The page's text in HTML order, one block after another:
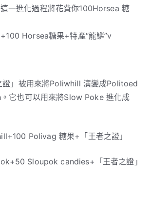
一進化過程將花費你100Horsea 糖
Horsea糖果+特產“龍鱗”v
證」被用來將Poliwhill 演變成Politoed
它也可以用來將Slow Poke 進化成
Polivag 糖果+「王者之證」
Sloupok candies+「王者之證」